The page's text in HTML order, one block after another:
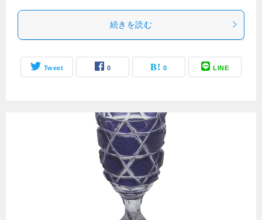
続きを読む
Tweet 0 0 LINE